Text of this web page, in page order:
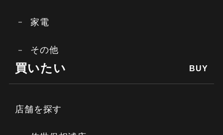
家電
その他
買いたい BUY
店舗を探す